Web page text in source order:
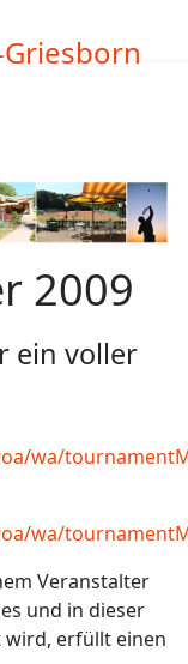
2009
ein voller
wa/
wa/
Veranstalter
und in dieser
wird, erfüllt einen